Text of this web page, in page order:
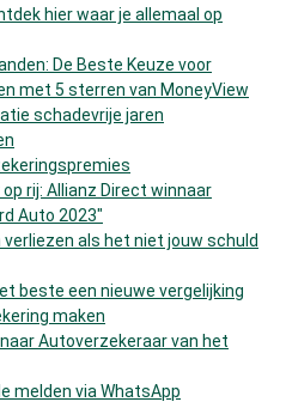
hier waar je allemaal op
De Beste Keuze voor
met 5 sterren van MoneyView
schadevrije jaren
rij: Allianz Direct winnaar
Auto 2023"
verliezen als het niet jouw schuld
beste een nieuwe vergelijking
maken
Autoverzekeraar van het
melden via WhatsApp